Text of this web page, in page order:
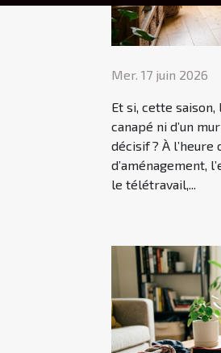
Mer. 17 juin 2026
Et si, cette saison,
canapé ni d’un
décisif ? À
d’aménagement,
le télétravail,...